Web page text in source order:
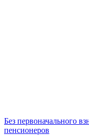
Без первоначального
пенсионеров